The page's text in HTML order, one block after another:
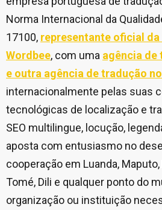
Norma Internacional da
17100, representante oficial
Wordbee, com uma agência de
e outra agência de tradução
internacionalmente pelas suas
tecnológicas de localização e
SEO multilingue, locução,
aposta com entusiasmo no
cooperação em Luanda, Maputo,
Tomé, Dili e qualquer ponto do
organização ou instituição